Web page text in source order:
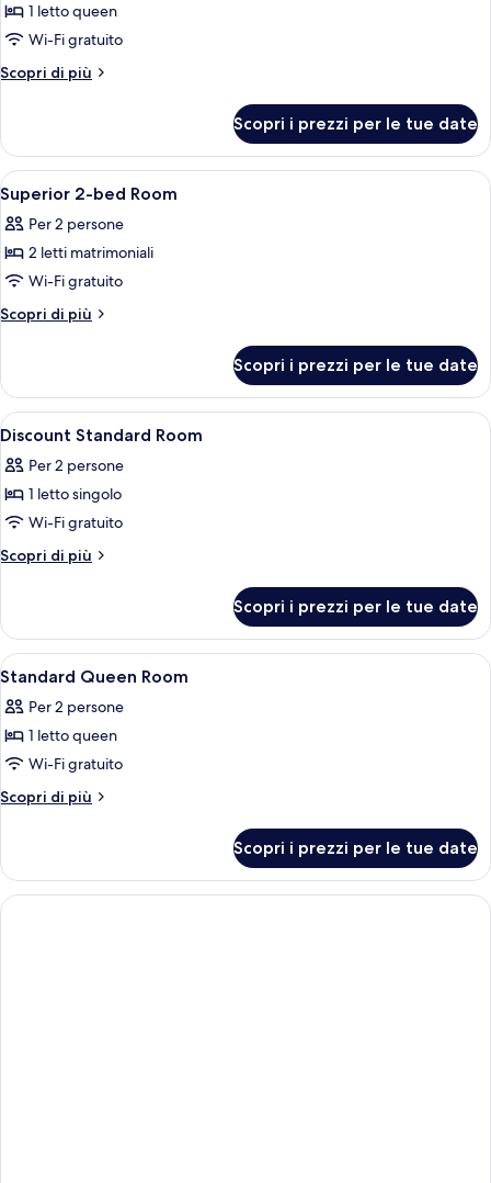
foto
per
Special
1 letto queen
Wi-Fi gratuito
Scopri di più
Altri
Queen
Room
Scopri i prezzi per le tue date
Apri
tutte
le
foto
per
Superior
Room
14
Superior 2-bed Room
Per 2 persone
2 letti matrimoniali
Wi-Fi gratuito
Scopri di più
Altri
2-
bed
Room
Scopri i prezzi per le tue date
Apri
tutte
le
foto
per
Discount
Una camera d'albergo con due letti,
6
Discount Standard Room
Per 2 persone
1 letto singolo
Wi-Fi gratuito
Scopri di più
Altri
Standard
Room
Scopri i prezzi per le tue date
Apri
tutte
le
foto
per
Standard
14
Standard Queen Room
Per 2 persone
1 letto queen
Wi-Fi gratuito
Scopri di più
Altri
Queen
Room
Scopri i prezzi per le tue date